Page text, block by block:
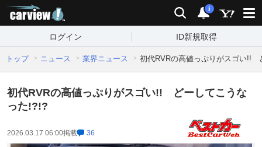
検索 通知
i
ログイン ID新規取得
トップ ニュース 業界ニュース 初代RVRの高値っぷりがスゴい!!
初代RVRの高値っぷりがスゴい!! どーしてこうな
った!?!?
2026.03.17 06:00掲載 36